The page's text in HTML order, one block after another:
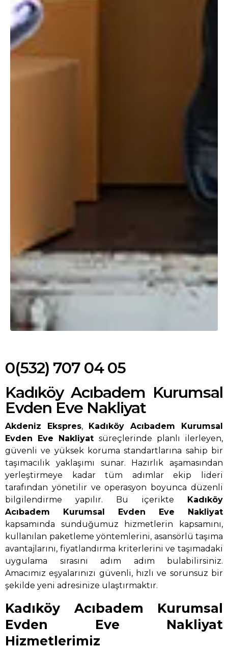
0(532) 707 04 05
Kadıköy Acıbadem Kurumsal
Evden Eve Nakliyat
Akdeniz Ekspres, Kadıköy Acıbadem Kurumsal
Evden Eve Nakliyat süreçlerinde planlı ilerleyen,
güvenli ve yüksek koruma standartlarına sahip bir
taşımacılık yaklaşımı sunar. Hazırlık aşamasından
yerleştirmeye kadar tüm adımlar ekip lideri
tarafından yönetilir ve operasyon boyunca düzenli
bilgilendirme yapılır. Bu içerikte Kadıköy
Acıbadem Kurumsal Evden Eve Nakliyat
kapsamında sunduğumuz hizmetlerin kapsamını,
kullanılan paketleme yöntemlerini, asansörlü taşıma
avantajlarını, fiyatlandırma kriterlerini ve taşımadaki
uygulama sırasını adım adım bulabilirsiniz.
Amacımız eşyalarınızı güvenli, hızlı ve sorunsuz bir
şekilde yeni adresinize ulaştırmaktır.
Kadıköy Acıbadem Kurumsal
Evden Eve Nakliyat
Hizmetlerimiz